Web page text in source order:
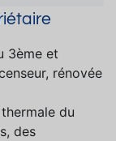
3ème et
rénovée
du
des